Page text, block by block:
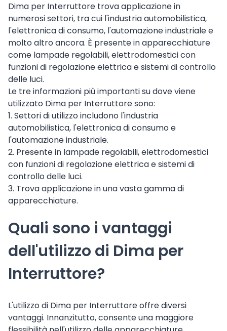
Dima per Interruttore trova applicazione in
numerosi settori, tra cui l'industria automobilistica,
l'elettronica di consumo, l'automazione industriale e
molto altro ancora. È presente in apparecchiature
come lampade regolabili, elettrodomestici con
funzioni di regolazione elettrica e sistemi di controllo
delle luci.
Le tre informazioni più importanti su dove viene
utilizzato Dima per Interruttore sono:
1. Settori di utilizzo includono l'industria
automobilistica, l'elettronica di consumo e
l'automazione industriale.
2. Presente in lampade regolabili, elettrodomestici
con funzioni di regolazione elettrica e sistemi di
controllo delle luci.
3. Trova applicazione in una vasta gamma di
apparecchiature.
Quali sono i vantaggi
dell'utilizzo di Dima per
Interruttore?
L'utilizzo di Dima per Interruttore offre diversi
vantaggi. Innanzitutto, consente una maggiore